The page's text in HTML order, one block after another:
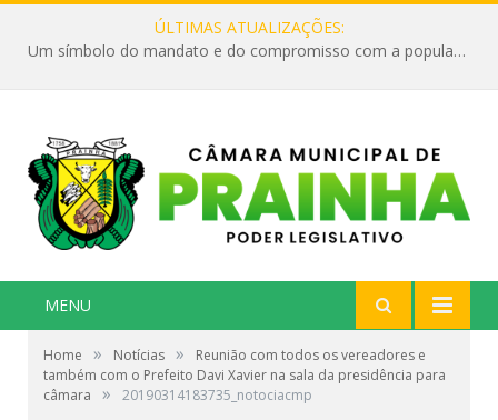
ÚLTIMAS ATUALIZAÇÕES:
Um símbolo do mandato e do compromisso com a população
MENU
Home » Notícias »
Reunião com todos os vereadores e
também com o Prefeito Davi Xavier na sala da presidência para
câmara
» 20190314183735_notociacmp